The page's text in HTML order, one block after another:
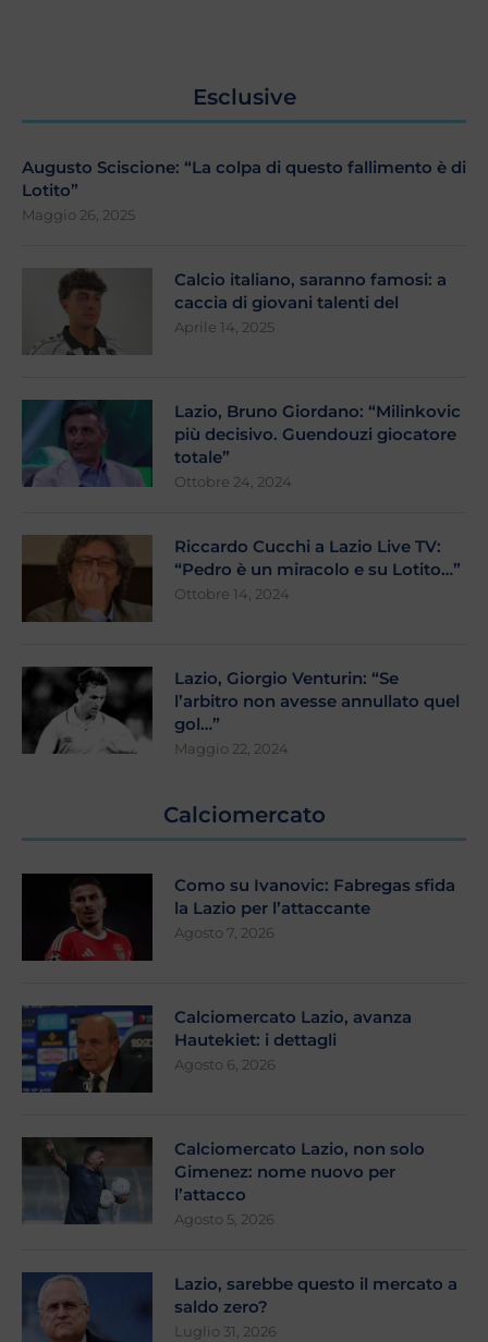
Esclusive
Augusto Sciscione: “La colpa di questo fallimento è di
Lotito”
Maggio 26, 2025
Calcio italiano, saranno famosi: a
caccia di giovani talenti del
Aprile 14, 2025
Lazio, Bruno Giordano: “Milinkovic
più decisivo. Guendouzi giocatore
totale”
Ottobre 24, 2024
Riccardo Cucchi a Lazio Live TV:
“Pedro è un miracolo e su Lotito…”
Ottobre 14, 2024
Lazio, Giorgio Venturin: “Se
l’arbitro non avesse annullato quel
gol…”
Maggio 22, 2024
Calciomercato
Como su Ivanovic: Fabregas sfida
la Lazio per l’attaccante
Agosto 7, 2026
Calciomercato Lazio, avanza
Hautekiet: i dettagli
Agosto 6, 2026
Calciomercato Lazio, non solo
Gimenez: nome nuovo per
l’attacco
Agosto 5, 2026
Lazio, sarebbe questo il mercato a
saldo zero?
Luglio 31, 2026